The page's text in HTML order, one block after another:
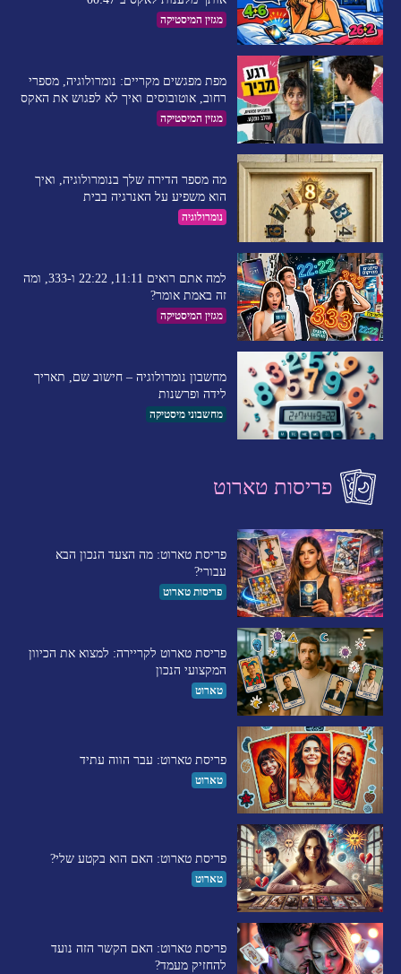
מגזין המיסטיקה
מפת מפגשים מקריים: נומרולוגיה, מספרי
רחוב, אוטובוסים ואיך לא לפגוש את האקס
מגזין המיסטיקה
מה מספר הדירה שלך בנומרולוגיה, ואיך
הוא משפיע על האנרגיה בבית
נומרולוגיה
למה אתם רואים 11:11, 22:22 ו-333, ומה
זה באמת אומר?
מגזין המיסטיקה
מחשבון נומרולוגיה – חישוב שם, תאריך
לידה ופרשנות
מחשבוני מיסטיקה
פריסות טארוט
פריסת טארוט: מה הצעד הנכון הבא
עבורי?
פריסות טארוט
פריסת טארוט לקריירה: למצוא את הכיוון
המקצועי הנכון
טארוט
פריסת טארוט: עבר הווה עתיד
טארוט
פריסת טארוט: האם הוא בקטע שלי?
טארוט
פריסת טארוט: האם הקשר הזה נועד
להחזיק מעמד?